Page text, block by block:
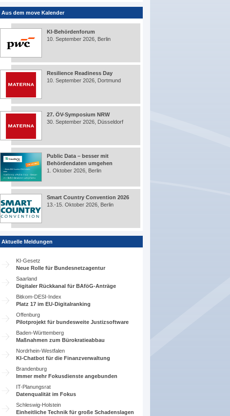
Aus dem move Kalender
KI-Behördenforum
10. September 2026, Berlin
Resilience Readiness Day
10. September 2026, Dortmund
27. ÖV-Symposium NRW
30. September 2026, Düsseldorf
Public Data – besser mit
Behördendaten umgehen
1. Oktober 2026, Berlin
Smart Country Convention 2026
13.-15. Oktober 2026, Berlin
Aktuelle Meldungen
KI-Gesetz
Neue Rolle für Bundesnetzagentur
Saarland
Digitaler Rückkanal für BAföG-Anträge
Bitkom-DESI-Index
Platz 17 im EU-Digitalranking
Offenburg
Pilotprojekt für bundesweite Justizsoftware
Baden-Württemberg
Maßnahmen zum Bürokratieabbau
Nordrhein-Westfalen
KI-Chatbot für die Finanzverwaltung
Brandenburg
Immer mehr Fokusdienste angebunden
IT-Planungsrat
Datenqualität im Fokus
Schleswig-Holstein
Einheitliche Technik für große Schadenslagen